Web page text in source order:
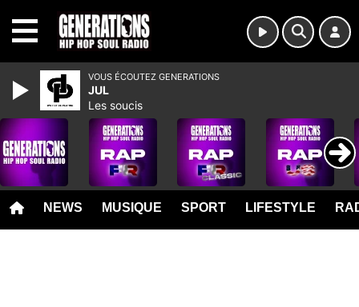
NEWS MUSIQUE SPORT LIFESTYLE
VOUS ÉCOUTEZ GENERATIONS
JUL
Les soucis